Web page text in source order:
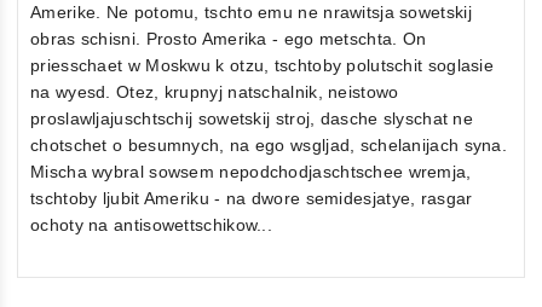
Amerike. Ne potomu, tschto emu ne nrawitsja sowetskij
obras schisni. Prosto Amerika - ego metschta. On
priesschaet w Moskwu k otzu, tschtoby polutschit soglasie
na wyesd. Otez, krupnyj natschalnik, neistowo
proslawljajuschtschij sowetskij stroj, dasche slyschat ne
chotschet o besumnych, na ego wsgljad, schelanijach syna.
Mischa wybral sowsem nepodchodjaschtschee wremja,
tschtoby ljubit Ameriku - na dwore semidesjatye, rasgar
ochoty na antisowettschikow...